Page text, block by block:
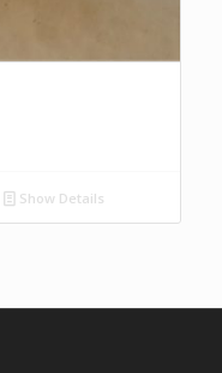
Show Details